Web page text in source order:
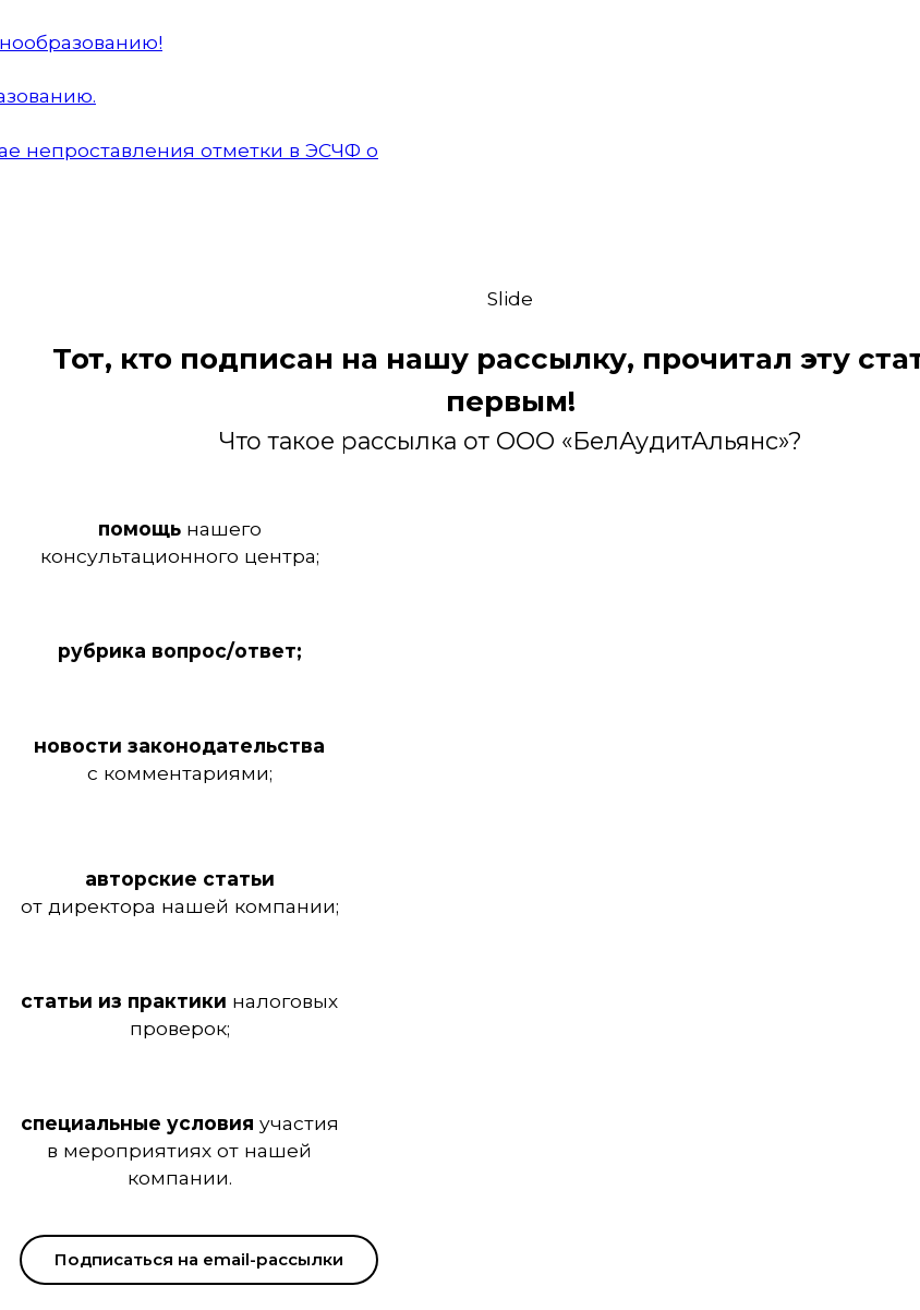
непроставления отметки в ЭСЧФ о
Slide
Тот, кто подписан на нашу рассылку, прочитал эту
первым!
Что такое рассылка от ООО «БелАудитАльянс»?
помощьнашего
консультационного центра;
рубрика вопрос/ответ;
новости законодательства
с комментариями;
авторские статьи
от директора нашей компании;
статьи из практики налоговых
проверок;
специальные условия участия
в мероприятиях от нашей
компании.
Подписаться на email-рассылки